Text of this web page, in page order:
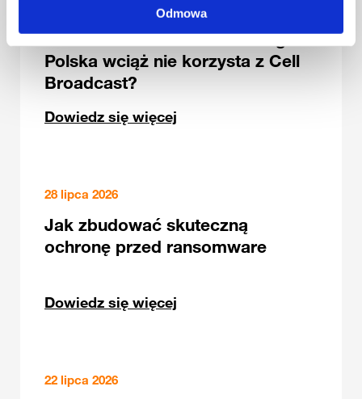
Odmowa
Jak działa Alert RCB i dlaczego
Polska wciąż nie korzysta z Cell
Broadcast?
Dowiedz się więcej
28 lipca 2026
Jak zbudować skuteczną
ochronę przed ransomware
Dowiedz się więcej
22 lipca 2026